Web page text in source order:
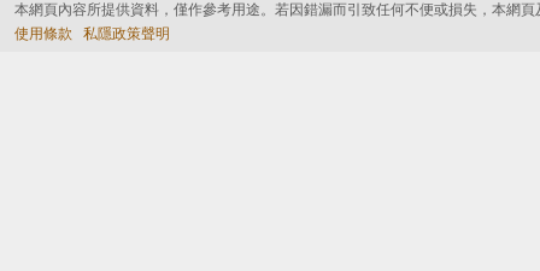
本網頁內容所提供資料，僅作參考用途。若因錯漏而引致任何不便或損失，本網
使用條款
私隱政策聲明